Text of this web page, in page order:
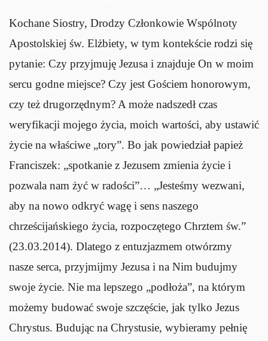
Kochane Siostry, Drodzy Członkowie Wspólnoty
Apostolskiej św. Elżbiety, w tym kontekście rodzi się
pytanie: Czy przyjmuję Jezusa i znajduje On w moim
sercu godne miejsce? Czy jest Gościem honorowym,
czy też drugorzędnym? A może nadszedł czas
weryfikacji mojego życia, moich wartości, aby ustawić
życie na właściwe „tory”. Bo jak powiedział papież
Franciszek: „spotkanie z Jezusem zmienia życie i
pozwala nam żyć w radości”… „Jesteśmy wezwani,
aby na nowo odkryć wagę i sens naszego
chrześcijańskiego życia, rozpoczętego Chrztem św.”
(23.03.2014). Dlatego z entuzjazmem otwórzmy
nasze serca, przyjmijmy Jezusa i na Nim budujmy
swoje życie. Nie ma lepszego „podłoża”, na którym
możemy budować swoje szczęście, jak tylko Jezus
Chrystus. Budując na Chrystusie, wybieramy pełnię